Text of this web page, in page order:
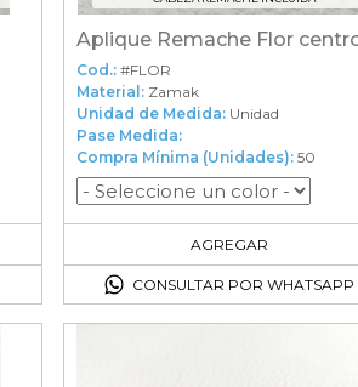
Cod.: #FLOR
Material: Zamak
Unidad de Medida: Unidad
Pase Medida:
Compra Mínima (Unidades): 50
AGREGAR
50en el carrito
CONSULTAR POR WHATSAPP